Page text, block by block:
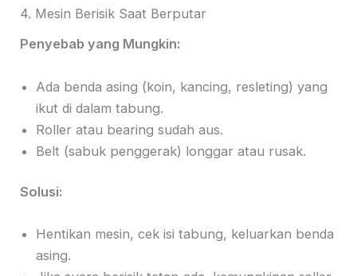
4. Mesin Berisik Saat Berputar
Penyebab yang Mungkin:
Ada benda asing (koin, kancing, resleting) yang
ikut di dalam tabung.
Roller atau bearing sudah aus.
Belt (sabuk penggerak) longgar atau rusak.
Solusi:
Hentikan mesin, cek isi tabung, keluarkan benda
asing.